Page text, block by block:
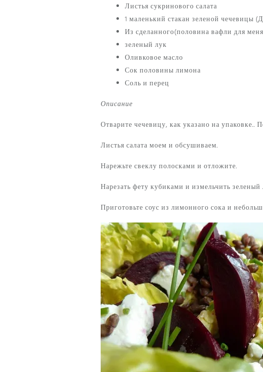
Листья сукринового салата
1 маленький стакан зеленой чечевицы
Из сделанного(половина вафли для
зеленый лук
Оливковое масло
Сок половины лимона
Соль и перец
Описание
Отварите чечевицу, как указано на упаковке..
Листья салата моем и обсушиваем.
Нарежьте свеклу полосками и отложите.
Нарезать фету кубиками и измельчить зеленый
Приготовьте соус из лимонного сока и